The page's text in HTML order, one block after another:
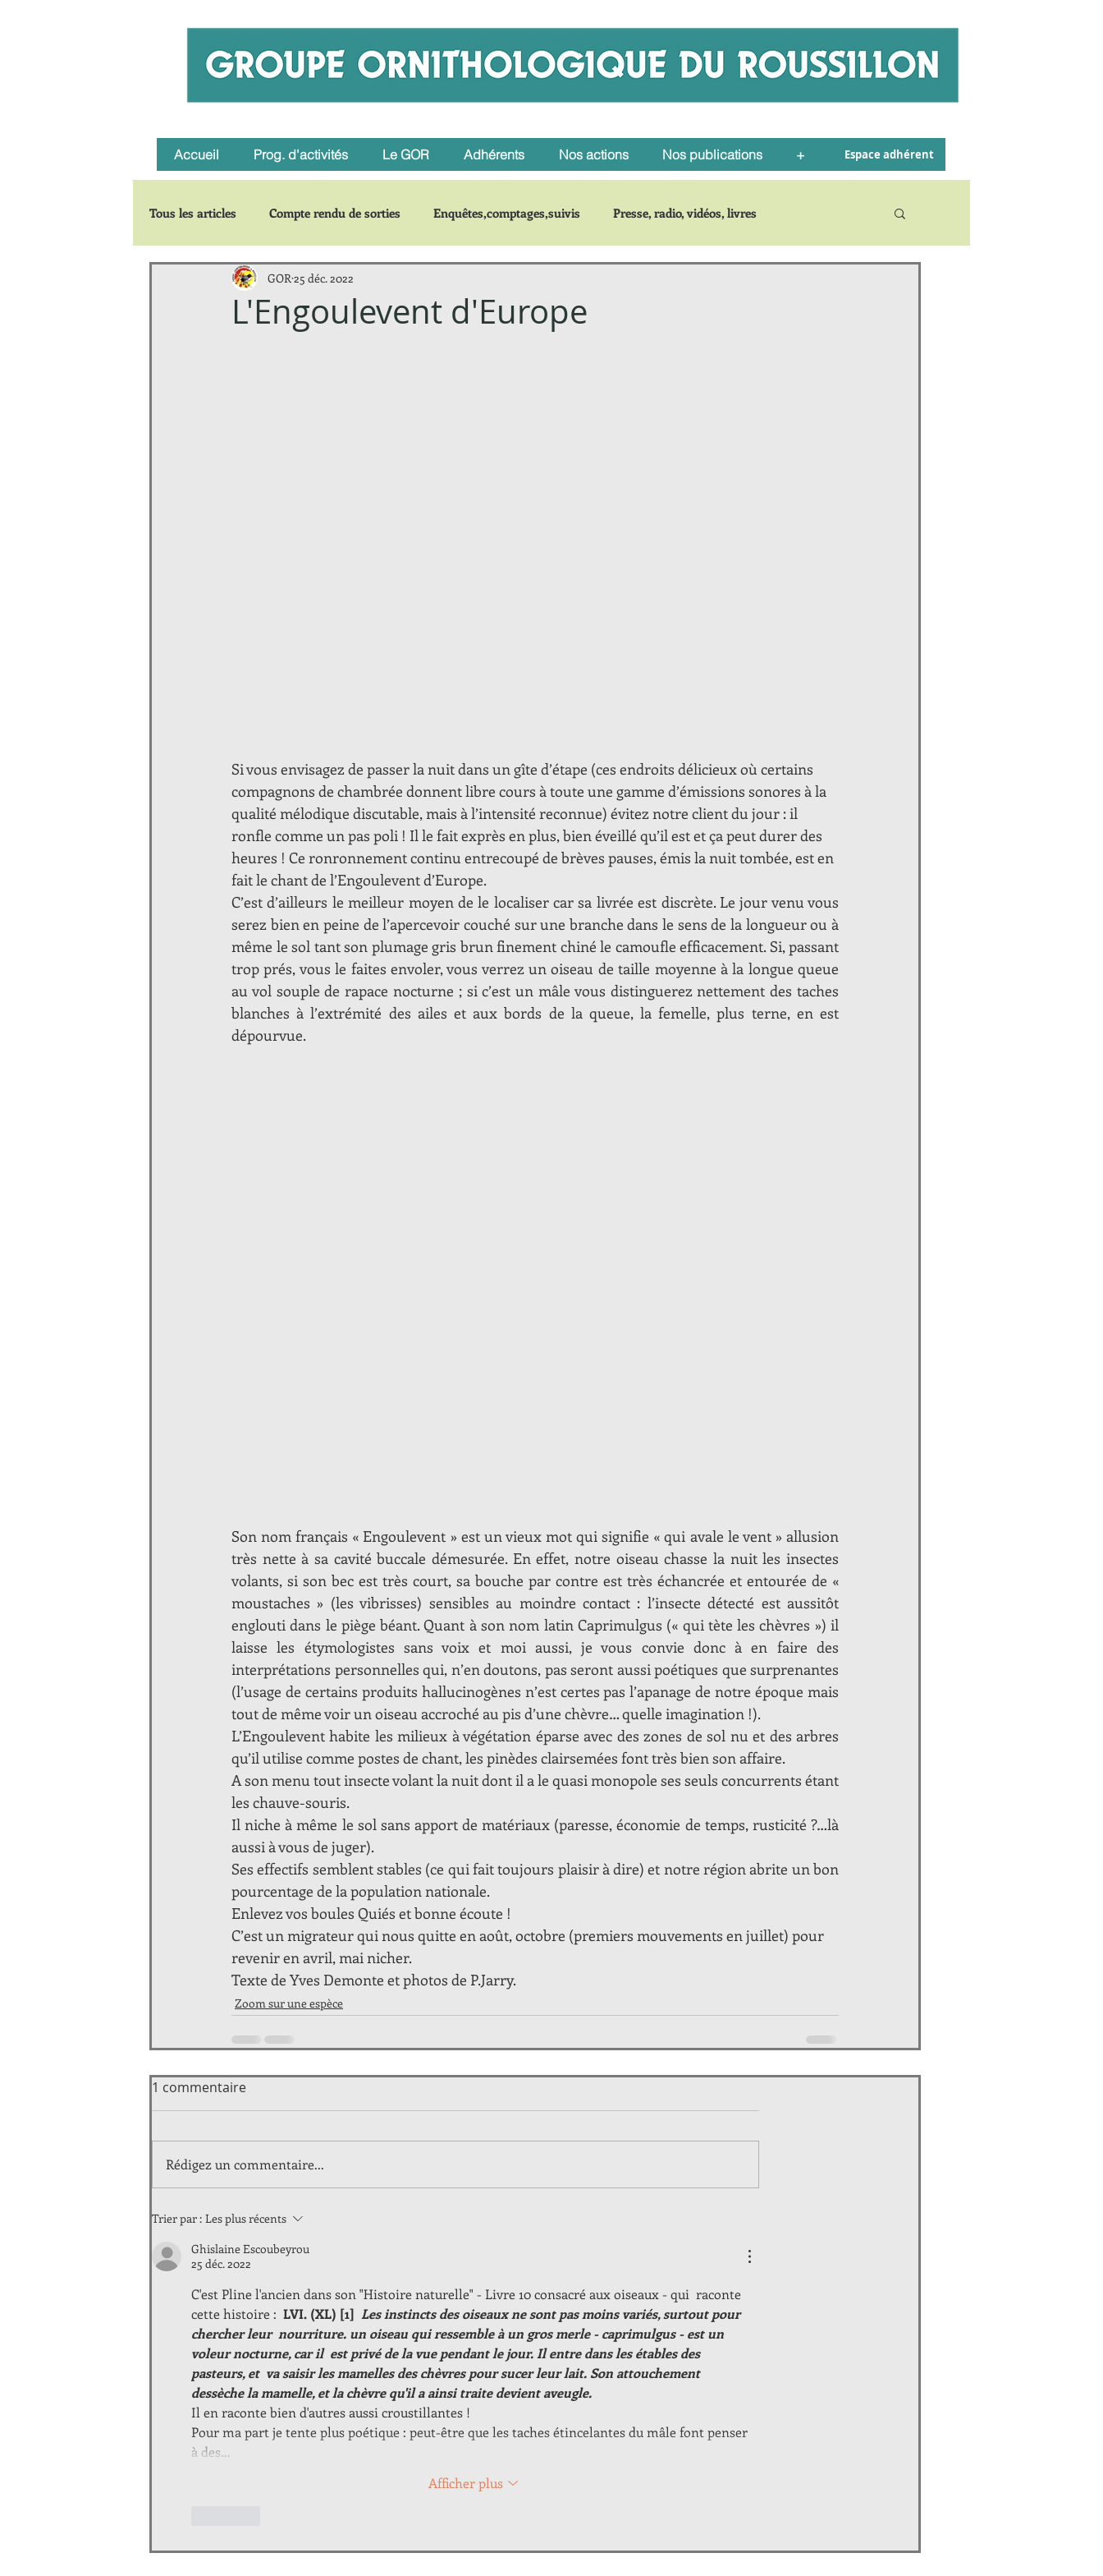
Accueil Prog. d'activités Le GOR Adhérents Nos actions Nos publications + Espace adhérent
Tous les articles Compte rendu de sorties Enquêtes,comptages,suivis Presse, radio, vidéos, livres
Carnets de voyages Zoom sur une espèce
L'Engoulevent d'Europe
GOR 25 déc. 2022
Si vous envisagez de passer la nuit dans un gîte d’étape (ces endroits délicieux où certains
compagnons de chambrée donnent libre cours à toute une gamme d’émissions sonores à la
qualité mélodique discutable, mais à l’intensité reconnue) évitez notre client du jour : il
ronfle comme un pas poli ! Il le fait exprès en plus, bien éveillé qu’il est et ça peut durer des
heures ! Ce ronronnement continu entrecoupé de brèves pauses, émis la nuit tombée, est en
fait le chant de l’Engoulevent d’Europe.
C’est d’ailleurs le meilleur moyen de le localiser car sa livrée est discrète. Le jour venu vous
serez bien en peine de l’apercevoir couché sur une branche dans le sens de la longueur ou à
même le sol tant son plumage gris brun finement chiné le camoufle efficacement. Si, passant
trop prés, vous le faites envoler, vous verrez un oiseau de taille moyenne à la longue queue
au vol souple de rapace nocturne ; si c’est un mâle vous distinguerez nettement des taches
blanches à l’extrémité des ailes et aux bords de la queue, la femelle, plus terne, en est
dépourvue.
Son nom français « Engoulevent » est un vieux mot qui signifie « qui avale le vent » allusion
très nette à sa cavité buccale démesurée. En effet, notre oiseau chasse la nuit les insectes
volants, si son bec est très court, sa bouche par contre est très échancrée et entourée de «
moustaches » (les vibrisses) sensibles au moindre contact : l’insecte détecté est aussitôt
englouti dans le piège béant. Quant à son nom latin Caprimulgus (« qui tète les chèvres ») il
laisse les étymologistes sans voix et moi aussi, je vous convie donc à en faire des
interprétations personnelles qui, n’en doutons, pas seront aussi poétiques que surprenantes
(l’usage de certains produits hallucinogènes n’est certes pas l’apanage de notre époque mais
tout de même voir un oiseau accroché au pis d’une chèvre… quelle imagination !).
L’Engoulevent habite les milieux à végétation éparse avec des zones de sol nu et des arbres
qu’il utilise comme postes de chant, les pinèdes clairsemées font très bien son affaire.
A son menu tout insecte volant la nuit dont il a le quasi monopole ses seuls concurrents étant
les chauve-souris.
Il niche à même le sol sans apport de matériaux (paresse, économie de temps, rusticité ?…là
aussi à vous de juger).
Ses effectifs semblent stables (ce qui fait toujours plaisir à dire) et notre région abrite un bon
pourcentage de la population nationale.
Enlevez vos boules Quiés et bonne écoute !
C’est un migrateur qui nous quitte en août, octobre (premiers mouvements en juillet) pour
revenir en avril, mai nicher.
Texte de Yves Demonte et photos de P.Jarry.
Zoom sur une espèce
1 commentaire
Rédigez un commentaire...
Trier par : Les plus récents
Ghislaine Escoubeyrou
25 déc. 2022
C'est Pline l'ancien dans son "Histoire naturelle" - Livre 10 consacré aux oiseaux - qui  raconte
cette histoire : LVI. (XL) [1] Les instincts des oiseaux ne sont pas moins variés, surtout pour
chercher leur  nourriture. un oiseau qui ressemble à un gros merle - caprimulgus - est un
voleur nocturne, car il  est privé de la vue pendant le jour. Il entre dans les étables des
pasteurs, et  va saisir les mamelles des chèvres pour sucer leur lait. Son attouchement
dessèche la mamelle, et la chèvre qu'il a ainsi traite devient aveugle.
Il en raconte bien d'autres aussi croustillantes !
Pour ma part je tente plus poétique : peut-être que les taches étincelantes du mâle font penser
à des…
Afficher plus